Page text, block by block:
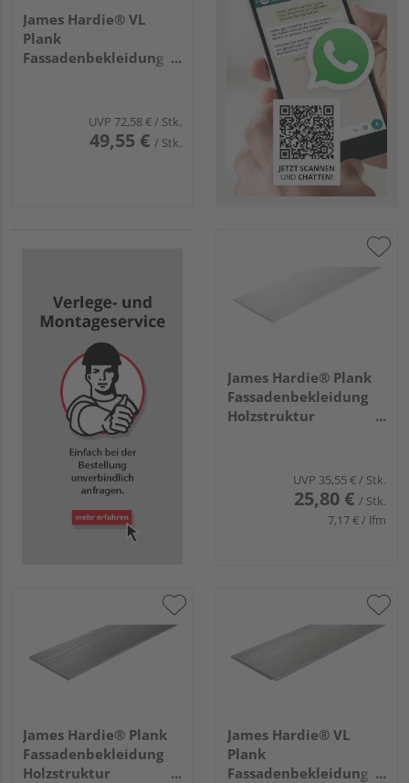
James Hardie® VL
Plank
Fassadenbekleidung
Anthrazitgrau, 160
Stück/Palette
UVP 72,58 €/ Stk.
49,55 € / Stk.
James Hardie® Plank
Fassadenbekleidung
Holzstruktur
Stück/Palette
UVP 35,55 €/ Stk.
25,80 € / Stk.
7,17 € / lfm
James Hardie® Plank
Fassadenbekleidung
Holzstruktur
James Hardie® VL
Plank
Fassadenbekleidung